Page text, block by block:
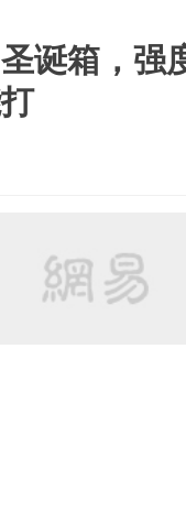
诞箱，强